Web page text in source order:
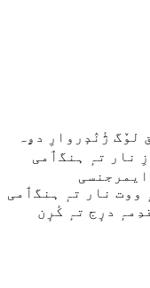
ژٔنٛدٕروارِ دۄہ
زِ نار تہٕ ہنگٲمی
اطلاع دِنہٕ پتہٕ ووت نار تہٕ ہنگٲمی
درٕج تہٕ کٔرٕن